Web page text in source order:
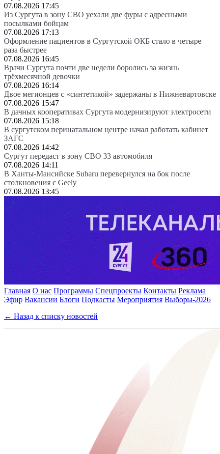
07.08.2026 17:45
Из Сургута в зону СВО уехали две фуры с адресными
посылками бойцам
07.08.2026 17:13
Оформление пациентов в Сургутской ОКБ стало в четыре
раза быстрее
07.08.2026 16:45
Врачи Сургута почти две недели боролись за жизнь
трёхмесячной девочки
07.08.2026 16:14
Двое мегионцев с «синтетикой» задержаны в Нижневартовске
07.08.2026 15:47
В дачных кооперативах Сургута модернизируют электросети
07.08.2026 15:18
В сургутском перинатальном центре начал работать кабинет
ЗАГС
07.08.2026 14:42
Сургут передаст в зону СВО 33 автомобиля
07.08.2026 14:11
В Ханты-Мансийске Subaru перевернулся на бок после
столкновения с Geely
07.08.2026 13:45
Главная О нас Программы Спецпроекты Контакты Реклама
Эфир Вакансии Блоги Подкасты Мероприятия Выборы-2026
← Назад к списку новостей